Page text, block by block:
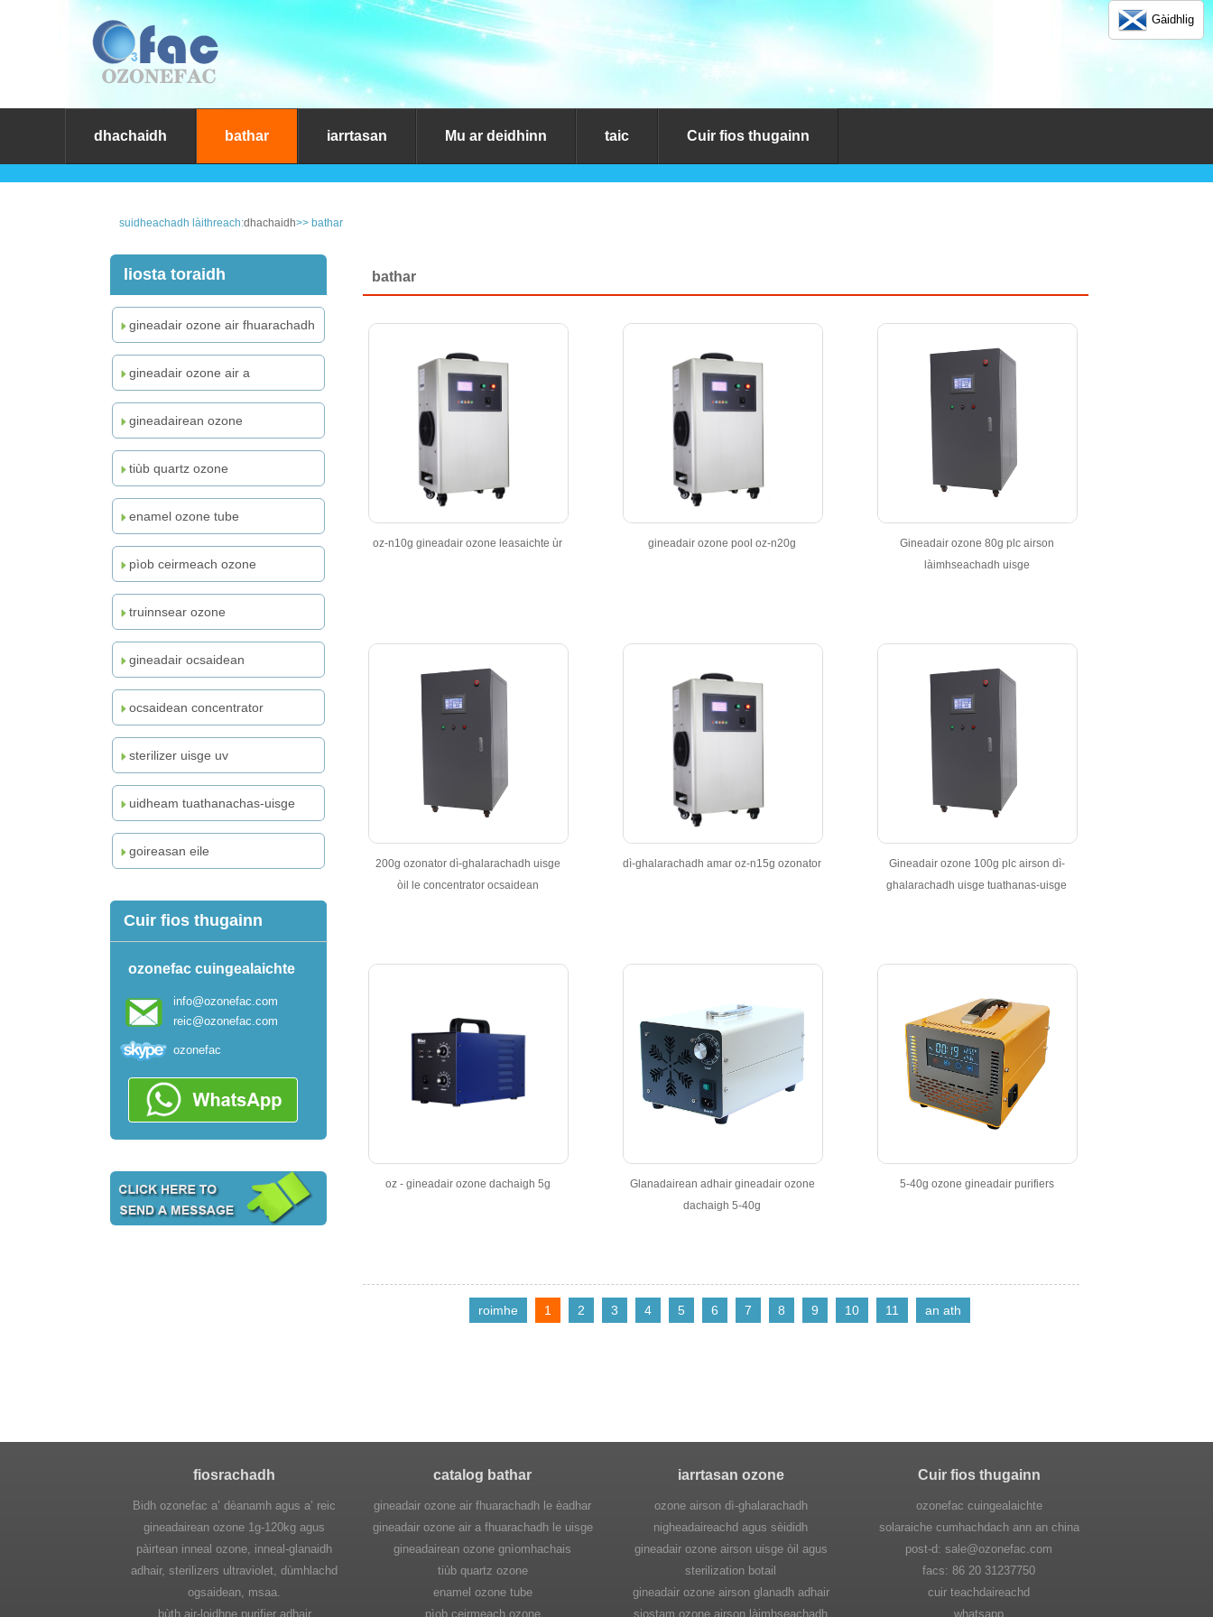
Gàidhlig
dhachaidh bathar iarrtasan Mu ar deidhinn taic Cuir fios thugainn
suidheachadh làithreach:dhachaidh>> bathar
liosta toraidh
gineadair ozone air fhuarachadh
le èadhar
gineadair ozone air a
fhuarachadh le uisge
gineadairean ozone
gnìomhachais
tiùb quartz ozone
enamel ozone tube
pìob ceirmeach ozone
truinnsear ozone
gineadair ocsaidean
ocsaidean concentrator
sterilizer uisge uv
uidheam tuathanachas-uisge
goireasan eile
Cuir fios thugainn
ozonefac cuingealaichte
info@ozonefac.com
reic@ozonefac.com
ozonefac
bathar
oz-n10g gineadair ozone leasaichte ùr gineadair ozone pool oz-n20g
Gineadair ozone 80g plc airson
làimhseachadh uisge
200g ozonator dì-ghalarachadh uisge
òil le concentrator ocsaidean
dì-ghalarachadh amar oz-n15g ozonator
Gineadair ozone 100g plc airson dì-
ghalarachadh uisge tuathanas-uisge
oz - gineadair ozone dachaigh 5g
Glanadairean adhair gineadair ozone
dachaigh 5-40g
5-40g ozone gineadair purifiers
roimhe 1 2 3 4 5 6 7 8 9 10 11 an ath
fiosrachadh
Bidh ozonefac a’ dèanamh agus a’ reic
gineadairean ozone 1g-120kg agus
pàirtean inneal ozone, inneal-glanaidh
adhair, sterilizers ultraviolet, dùmhlachd
ogsaidean, msaa.
bùth air-loidhne purifier adhair
catalog bathar
gineadair ozone air fhuarachadh le èadhar
gineadair ozone air a fhuarachadh le uisge
gineadairean ozone gnìomhachais
tiùb quartz ozone
enamel ozone tube
pìob ceirmeach ozone
iarrtasan ozone
ozone airson dì-ghalarachadh
nigheadaireachd agus sèididh
gineadair ozone airson uisge òil agus
sterilization botail
gineadair ozone airson glanadh adhair
siostam ozone airson làimhseachadh
Cuir fios thugainn
ozonefac cuingealaichte
solaraiche cumhachdach ann an china
post-d: sale@ozonefac.com
facs: 86 20 31237750
cuir teachdaireachd
whatsapp